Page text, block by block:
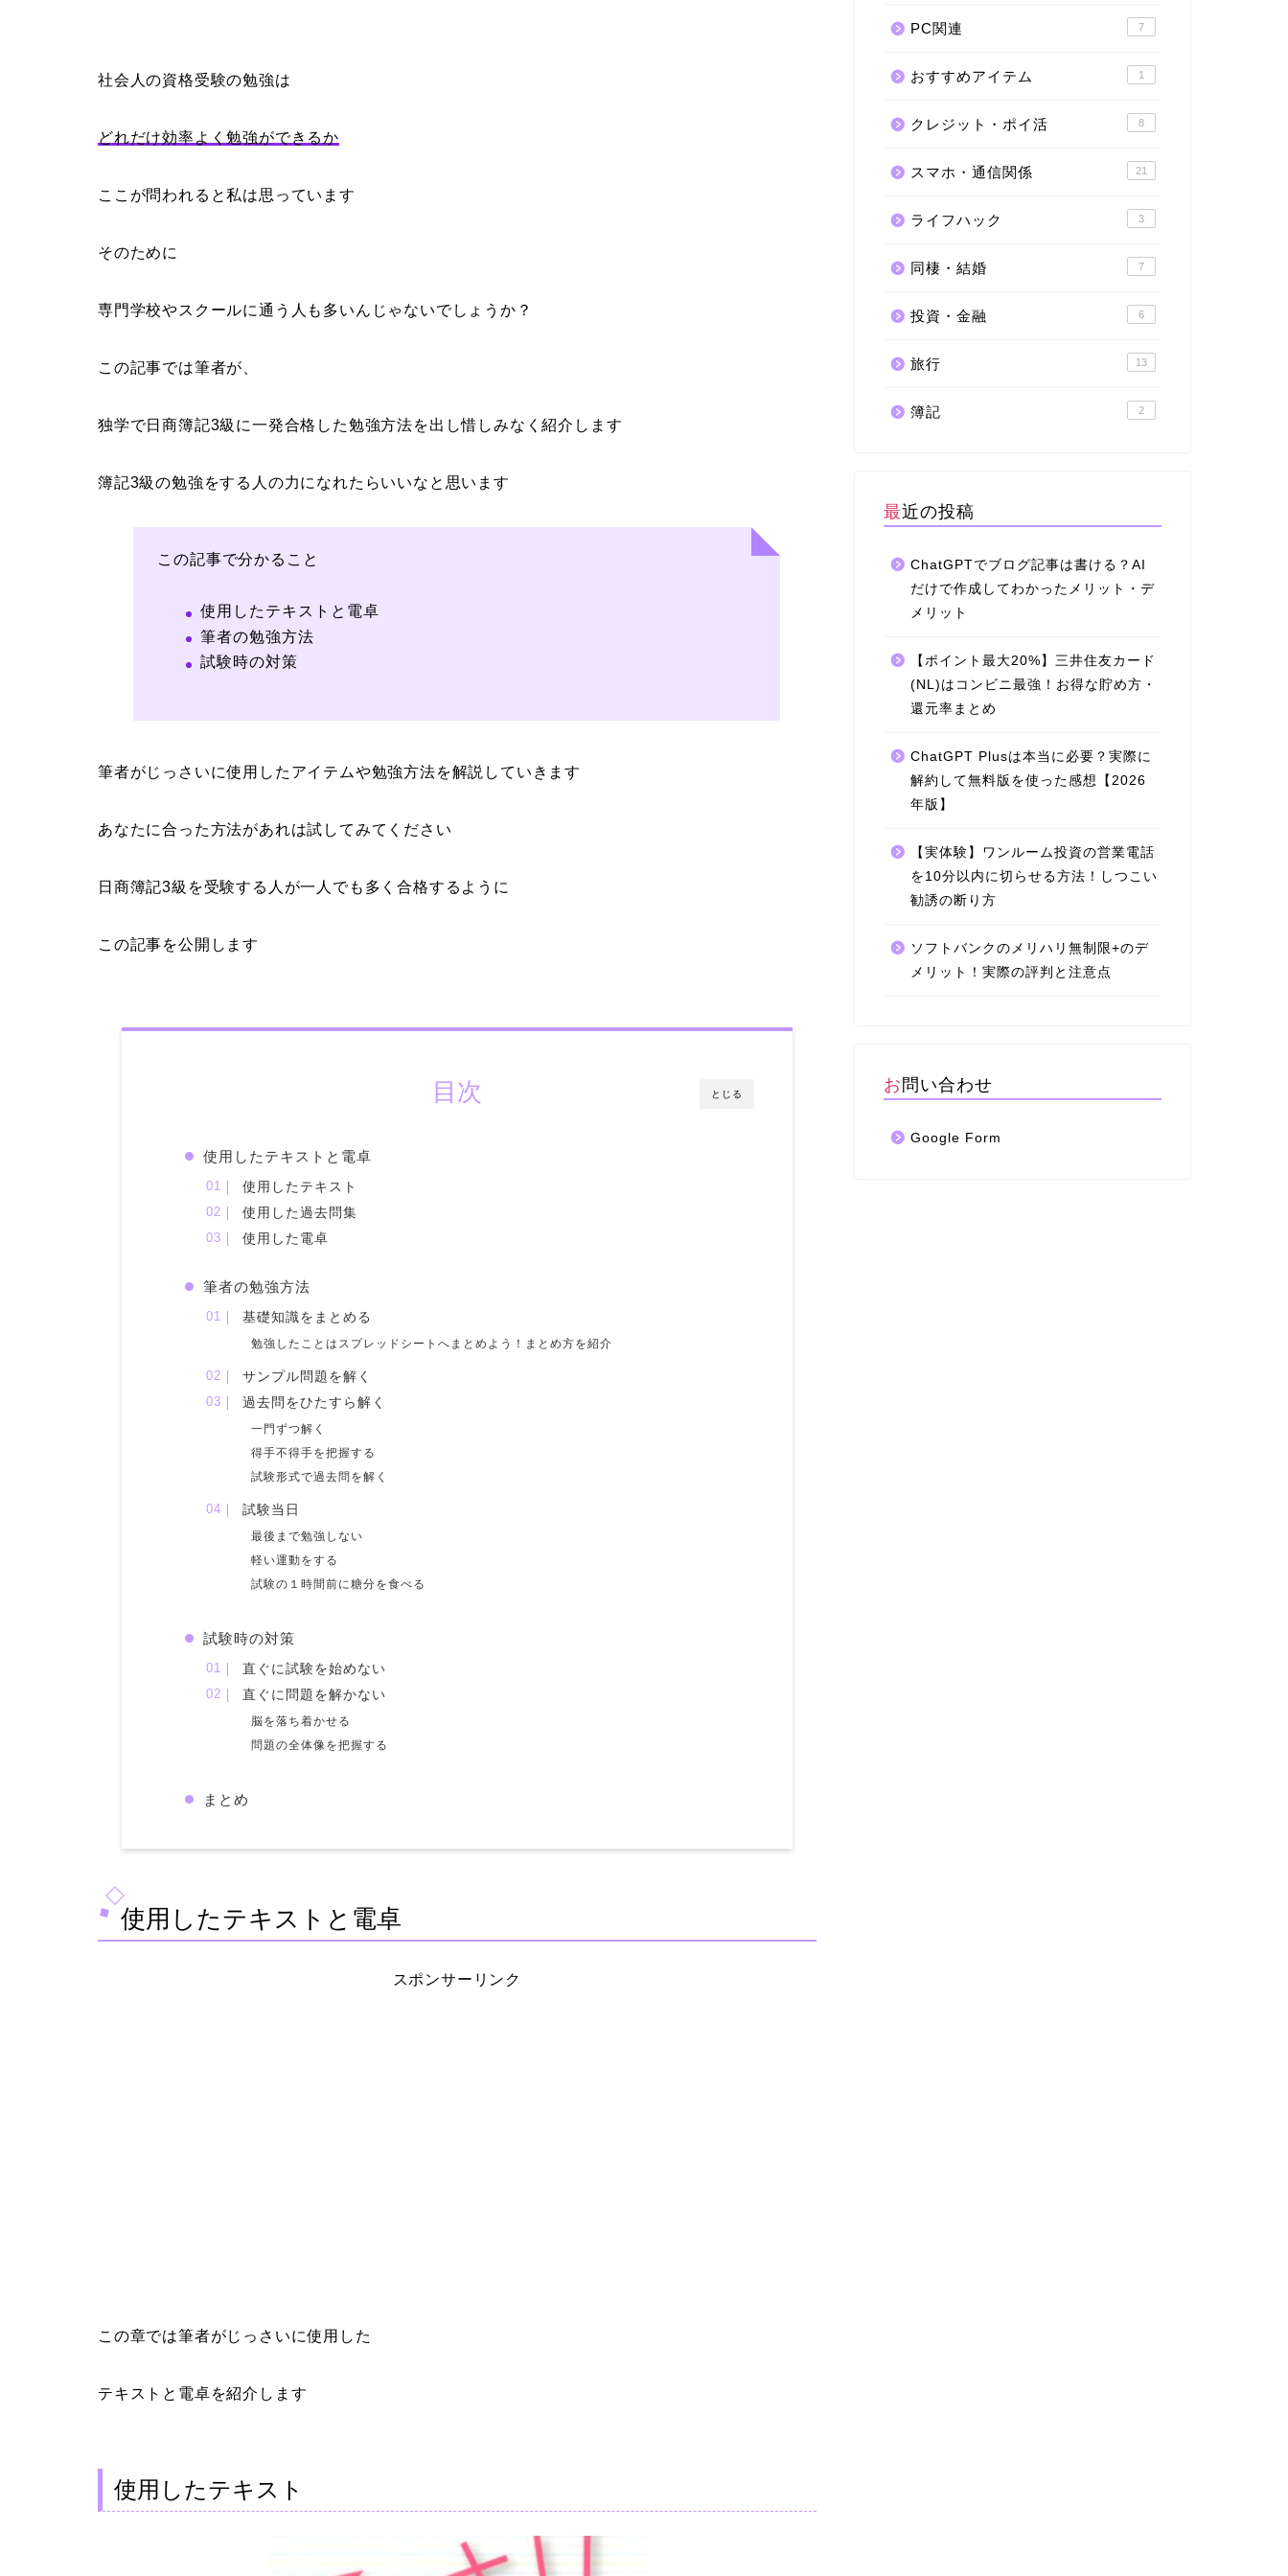
社会人の資格受験の勉強は
どれだけ効率よく勉強ができるか
ここが問われると私は思っています
そのために
専門学校やスクールに通う人も多いんじゃないでしょうか？
この記事では筆者が、
独学で日商簿記3級に一発合格した勉強方法を出し惜しみなく紹介します
簿記3級の勉強をする人の力になれたらいいなと思います
この記事で分かること
使用したテキストと電卓
筆者の勉強方法
試験時の対策
筆者がじっさいに使用したアイテムや勉強方法を解説していきます
あなたに合った方法があれは試してみてください
日商簿記3級を受験する人が一人でも多く合格するように
この記事を公開します
とじる
目次
使用したテキストと電卓
使用したテキスト
使用した過去問集
使用した電卓
筆者の勉強方法
基礎知識をまとめる
勉強したことはスプレッドシートへまとめよう！まとめ方を紹介
サンプル問題を解く
過去問をひたすら解く
一門ずつ解く
得手不得手を把握する
試験形式で過去問を解く
試験当日
最後まで勉強しない
軽い運動をする
試験の１時間前に糖分を食べる
試験時の対策
直ぐに試験を始めない
直ぐに問題を解かない
脳を落ち着かせる
問題の全体像を把握する
まとめ
使用したテキストと電卓
スポンサーリンク
この章では筆者がじっさいに使用した
テキストと電卓を紹介します
使用したテキスト
PC関連 7
おすすめアイテム 1
クレジット・ポイ活 8
スマホ・通信関係 21
ライフハック 3
同棲・結婚 7
投資・金融 6
旅行 13
簿記 2
最近の投稿
ChatGPTでブログ記事は書ける？AI
だけで作成してわかったメリット・デ
メリット
【ポイント最大20%】三井住友カード
(NL)はコンビニ最強！お得な貯め方・
還元率まとめ
ChatGPT Plusは本当に必要？実際に
解約して無料版を使った感想【2026
年版】
【実体験】ワンルーム投資の営業電話
を10分以内に切らせる方法！しつこい
勧誘の断り方
ソフトバンクのメリハリ無制限+のデ
メリット！実際の評判と注意点
お問い合わせ
Google Form